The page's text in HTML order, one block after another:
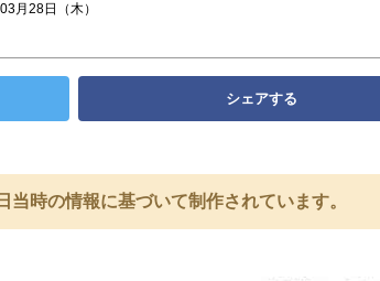
月28日（木）
シェアする
当時の情報に基づいて制作されています。